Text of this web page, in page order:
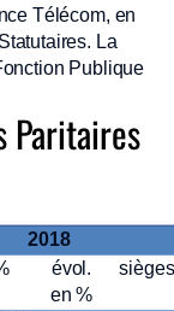
Télécom, en
La
Publique
Paritaires
2018
évol.
en %
sièges